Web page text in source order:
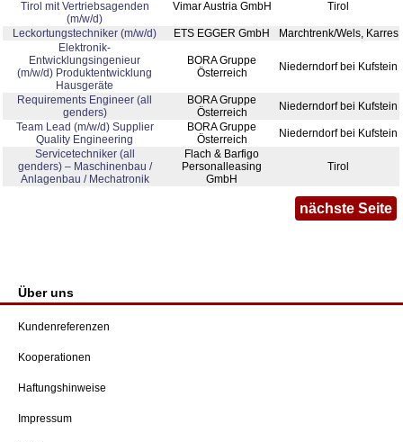
Tirol mit Vertriebsagenden
(m/w/d)
Vimar Austria GmbH Tirol
Leckortungstechniker (m/w/d) ETS EGGER GmbH
Marchtrenk/Wels, Karres
Elektronik-
Entwicklungsingenieur
(m/w/d) Produktentwicklung
Hausgeräte
BORA Gruppe
Österreich
Niederndorf bei Kufstein
Requirements Engineer (all
genders)
BORA Gruppe
Österreich
Niederndorf bei Kufstein
Team Lead (m/w/d) Supplier
Quality Engineering
BORA Gruppe
Österreich
Niederndorf bei Kufstein
Servicetechniker (all
genders) – Maschinenbau /
Anlagenbau / Mechatronik
Flach & Barfigo
Personalleasing
GmbH
Tirol
nächste Seite
Über uns
Kundenreferenzen
Kooperationen
Haftungshinweise
Impressum